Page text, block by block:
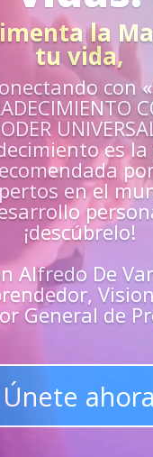
que no
para los
vida?
«EN VIVO» de
guías y
y superarte en
áreas de tu
triunfa
del